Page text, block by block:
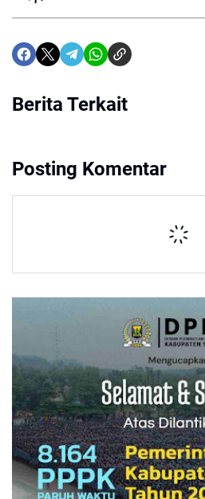
Berita Terkait
Posting Komentar